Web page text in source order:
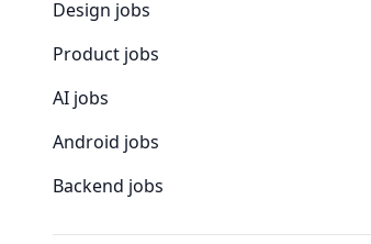
Design jobs
Product jobs
AI jobs
Android jobs
Backend jobs